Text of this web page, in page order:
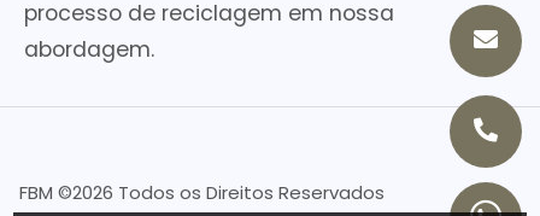
processo de reciclagem em nossa
abordagem.
FBM ©2026 Todos os Direitos Reservados